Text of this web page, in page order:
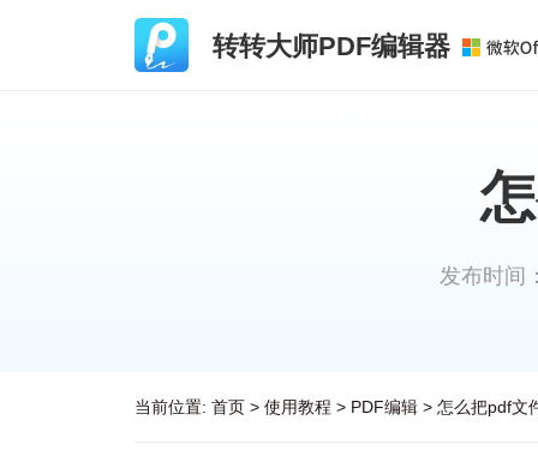
转转大师PDF编辑器
发布时间
当前位置: 首页> 使用教程 > PDF编辑> 怎么把pdf文